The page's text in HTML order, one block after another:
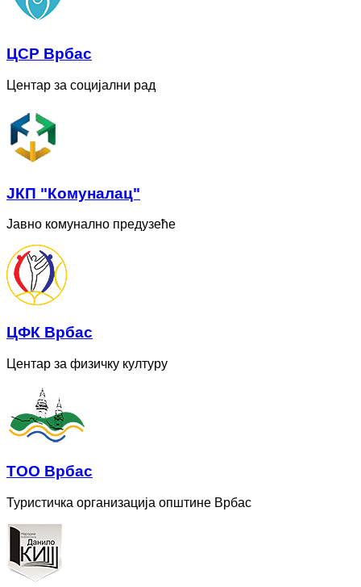
ЦСР Врбас
Центар за социјални рад
ЈКП "Комуналац"
Јавно комунално предузеће
ЦФК Врбас
Центар за физичку културу
ТОО Врбас
Туристичка организација општине Врбас